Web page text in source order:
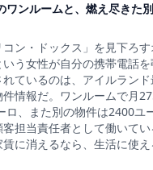
ワンルームと、燃え尽きた
ン・ドックス」を見下ろ
う女性が自分の携帯電話
ているのは、アイルラン
情報だ。ワンルームで月
ロ、また別の物件は2400ユ
担当責任者として働いて
賃に消えるなら、生活に使